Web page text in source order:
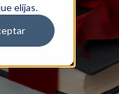
elijas.